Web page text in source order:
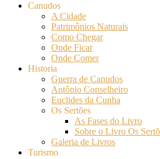
Canudos
A Cidade
Patrimônios Naturais
Como Chegar
Onde Ficar
Onde Comer
Historia
Guerra de Canudos
Antônio Conselheiro
Euclides da Cunha
Os Sertões
As Fases do Livro
Sobre o Livro Os
Galeria de Livros
Turismo